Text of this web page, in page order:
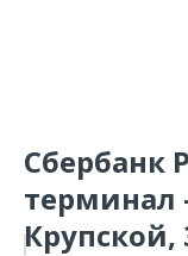
Сбербанк
терминал
Крупской,